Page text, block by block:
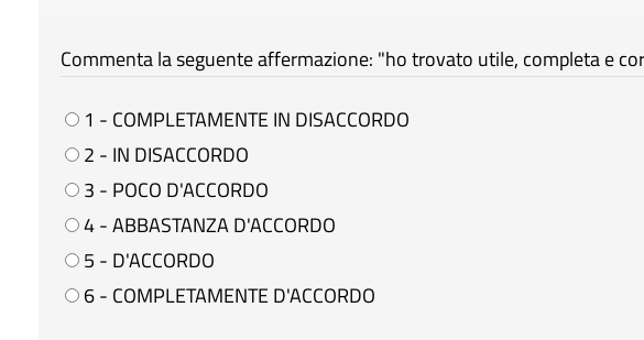
Commenta la seguente affermazione: "ho trovato utile, completa e
1 - COMPLETAMENTE IN DISACCORDO
2 - IN DISACCORDO
3 - POCO D'ACCORDO
4 - ABBASTANZA D'ACCORDO
5 - D'ACCORDO
6 - COMPLETAMENTE D'ACCORDO